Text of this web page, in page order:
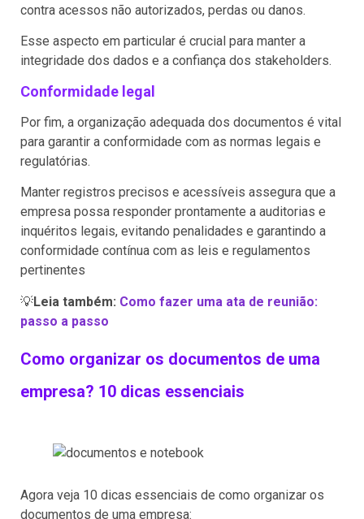
contra acessos não autorizados, perdas ou danos.
Esse aspecto em particular é crucial para manter a
integridade dos dados e a confiança dos stakeholders.
Conformidade legal
Por fim, a organização adequada dos documentos é vital
para garantir a conformidade com as normas legais e
regulatórias.
Manter registros precisos e acessíveis assegura que a
empresa possa responder prontamente a auditorias e
inquéritos legais, evitando penalidades e garantindo a
conformidade contínua com as leis e regulamentos
pertinentes
💡Leia também: Como fazer uma ata de reunião:
passo a passo
Como organizar os documentos de uma
empresa? 10 dicas essenciais
Agora veja 10 dicas essenciais de como organizar os
documentos de uma empresa: